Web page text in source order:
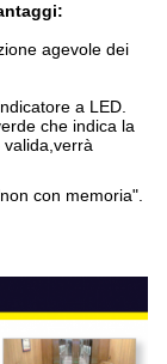
agevole dei
a LED.
che indica la
con memoria".